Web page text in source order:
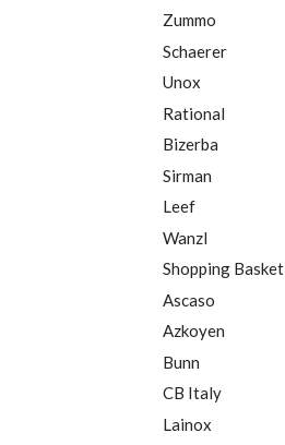
Zummo
Schaerer
Unox
Rational
Bizerba
Sirman
Leef
Wanzl
Shopping Basket
Ascaso
Azkoyen
Bunn
CB Italy
Lainox